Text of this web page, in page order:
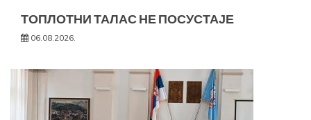
ТОПЛОТНИ ТАЛАС НЕ ПОСУСТАЈЕ
06.08.2026.